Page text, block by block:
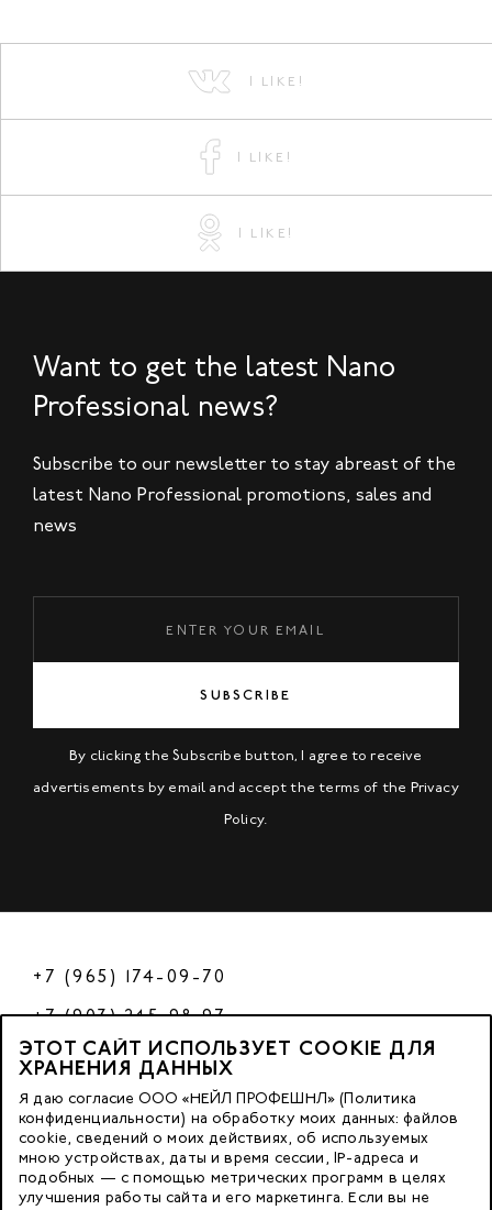
I LIKE!
I LIKE!
I LIKE!
Want to get the latest Nano
Professional news?
Subscribe to our newsletter to stay abreast of the
latest Nano Professional promotions, sales and
news
SUBSCRIBE
By clicking the Subscribe button, I agree to receive
advertisements by email and accept the terms of the Privacy
Policy.
+7 (965) 174-09-70
+7 (903) 245-98-97
РФ
© 2023 Nano Prof
117342, Russia, Moscow, Butlerova Street. 17, «BC Neo Geo»
ЭТОТ САЙТ ИСПОЛЬЗУЕТ COOKIE ДЛЯ
ХРАНЕНИЯ ДАННЫХ
Я даю согласие ООО «НЕЙЛ ПРОФЕШНЛ» (Политика
конфиденциальности) на обработку моих данных: файлов
cookie, сведений о моих действиях, об используемых
мною устройствах, даты и время сессии, IP-адреса и
подобных — с помощью метрических программ в целях
улучшения работы сайта и его маркетинга. Если вы не